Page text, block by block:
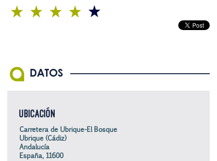
DATOS
UBICACIÓN
Carretera de Ubrique-El Bosque
Ubrique (Cádiz)
Andalucía
España, 11600